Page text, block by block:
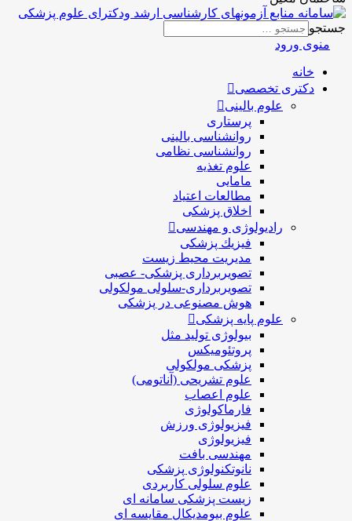
جستجو
منوی ورود
خانه
دکتری تخصصی
علوم بالینی
پرستاری
روانشناسی بالینی
روانشناسی نظامی
علوم تغذیه
مامایی
مطالعات اعتیاد
اخلاق پزشکی
رادیولوژی و مهندسی
فيزيك پزشکی
مدیریت محیط زیست
تصویربرداری پزشکی- عصبی
تصویربرداری-سلولی مولکولی
هوش مصنوعی در پزشکی
علوم پایه پزشکی
بیولوژی تولید مثل
پروتئومیکس
پزشکی مولکولی
علوم تشریحی (آناتومی)
علوم اعصاب
فارماکولوژی
فیزیولوژی ورزش
فیزیولوژی
مهندسی بافت
نانوتکنولوژی پزشکی
علوم سلولی کاربردی
زیست پزشکی سامانه ای
علوم بیومدیکال مقایسه ای